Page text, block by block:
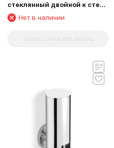
стеклянный двойной к стене
круглый 11019A
Нет в наличии